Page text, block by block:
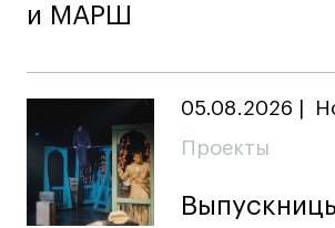
и МАРШ
05.08.2026
Проекты